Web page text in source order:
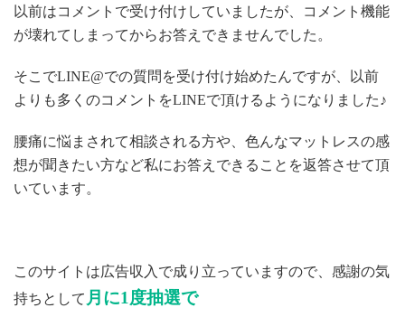
以前はコメントで受け付けしていましたが、コメント機能
が壊れてしまってからお答えできませんでした。
そこでLINE@での質問を受け付け始めたんですが、以前
よりも多くのコメントをLINEで頂けるようになりました♪
腰痛に悩まされて相談される方や、色んなマットレスの感
想が聞きたい方など私にお答えできることを返答させて頂
いています。
このサイトは広告収入で成り立っていますので、感謝の気
持ちとして 月に1度抽選で